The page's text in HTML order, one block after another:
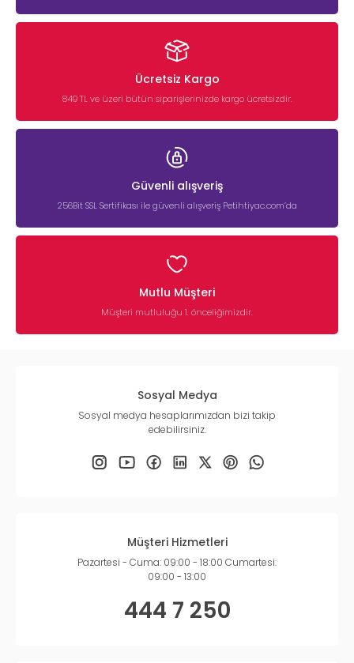
Ücretsiz Kargo
849 TL ve üzeri bütün siparişlerinizde kargo ücretsizdir.
Güvenli alışveriş
256Bit SSL Sertifikası ile güvenli alışveriş Petihtiyac.com’da
Mutlu Müşteri
Müşteri mutluluğu 1. önceliğimizdir.
Sosyal Medya
Sosyal medya hesaplarımızdan bizi takip
edebilirsiniz.
Müşteri Hizmetleri
Pazartesi - Cuma: 09:00 - 18:00 Cumartesi:
09:00 - 13:00
444 7 250